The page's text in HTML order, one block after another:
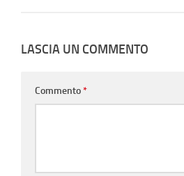
LASCIA UN COMMENTO
Commento*